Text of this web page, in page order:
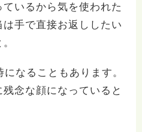
いるから気を使われた
手で直接お返ししたい
なることもあります。
念な顔になっていると